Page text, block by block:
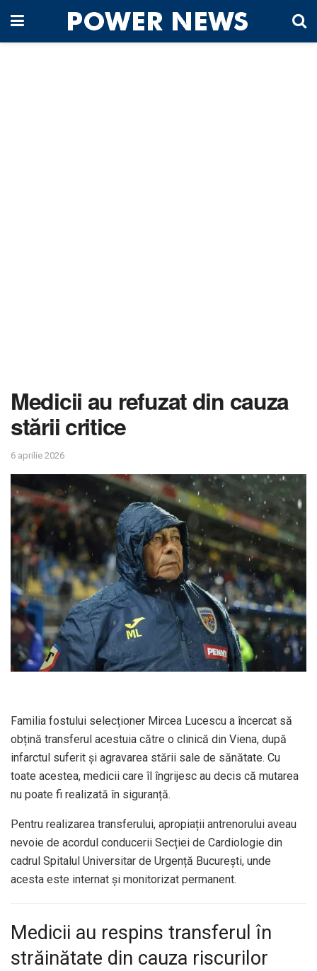
Medicii au refuzat din cauza
stării critice
6 aprilie 2026
Familia fostului selecționer Mircea Lucescu a încercat să
obțină transferul acestuia către o clinică din Viena, după
infarctul suferit și agravarea stării sale de sănătate. Cu
toate acestea, medicii care îl îngrijesc au decis că mutarea
nu poate fi realizată în siguranță.
Pentru realizarea transferului, apropiații antrenorului aveau
nevoie de acordul conducerii Secției de Cardiologie din
cadrul Spitalul Universitar de Urgență București, unde
acesta este internat și monitorizat permanent.
Medicii au respins transferul în
străinătate din cauza riscurilor